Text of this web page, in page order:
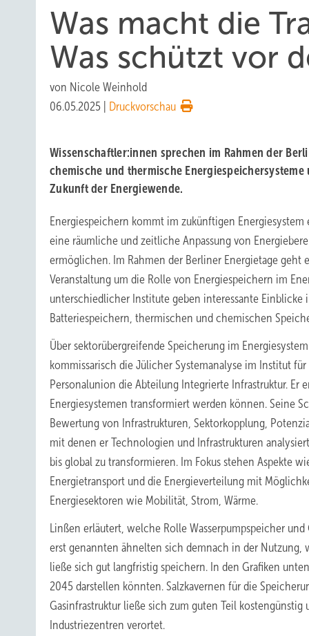
Was macht die
Was schützt vor
von Nicole Weinhold
06.05.2025
Druckvorschau
Wissenschaftler:innen sprechen im Rahmen der
chemische und thermische
Zukunft der Energiewende.
Energiespeichern kommt im zukünftigen Energiesystem
eine räumliche und zeitliche Anpassung von
ermöglichen. Im Rahmen der Berliner Energietage geht
Veranstaltung um die Rolle von Energiespeichern im
unterschiedlicher Institute geben interessante Einblicke
Batteriespeichern, thermischen und chemischen
Über sektorübergreifende Speicherung im
kommissarisch die Jülicher Systemanalyse im Institut
Personalunion die Abteilung Integrierte Infrastruktur.
Energiesystemen transformiert werden können. Seine
Bewertung von Infrastrukturen, Sektorkopplung,
mit denen er Technologien und Infrastrukturen
bis global zu transformieren. Im Fokus stehen Aspekte
Energietransport und die Energieverteilung mit
Energiesektoren wie Mobilität, Strom, Wärme.
Linßen erläutert, welche Rolle Wasserpumpspeicher
erst genannten ähnelten sich demnach in der Nutzung,
ließe sich gut langfristig speichern. In den Grafiken
2045 darstellen könnten. Salzkavernen für die
Gasinfrastruktur ließe sich zum guten Teil
Industriezentren verortet.